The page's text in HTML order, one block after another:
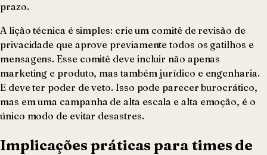
prazo.
A lição técnica é simples: crie um comitê de revisão de
privacidade que aprove previamente todos os gatilhos e
mensagens. Esse comitê deve incluir não apenas
marketing e produto, mas também jurídico e engenharia.
E deve ter poder de veto. Isso pode parecer burocrático,
mas em uma campanha de alta escala e alta emoção, é o
único modo de evitar desastres.
Implicações práticas para times de